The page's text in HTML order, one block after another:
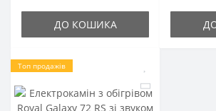
ДО КОШИКА
Топ продажів